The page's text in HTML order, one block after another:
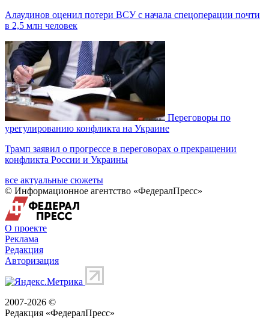
Алаудинов оценил потери ВСУ с начала спецоперации почти
в 2,5 млн человек
Переговоры по
урегулированию конфликта на Украине
Трамп заявил о прогрессе в переговорах о прекращении
конфликта России и Украины
все актуальные сюжеты
© Информационное агентство «ФедералПресс»
О проекте
Реклама
Редакция
Авторизация
2007-2026 ©
Редакция «ФедералПресс»